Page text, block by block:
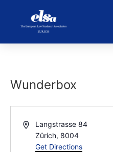
Wunderbox
AddressLangstrasse 84
Zürich, 8004
Get Directions